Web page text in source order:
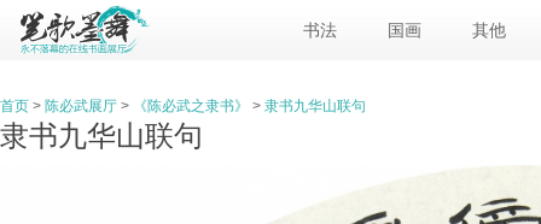
书法 国画 其他
首页 > 陈必武展厅 > 《陈必武之隶书》 > 隶书九华山联句
隶书九华山联句